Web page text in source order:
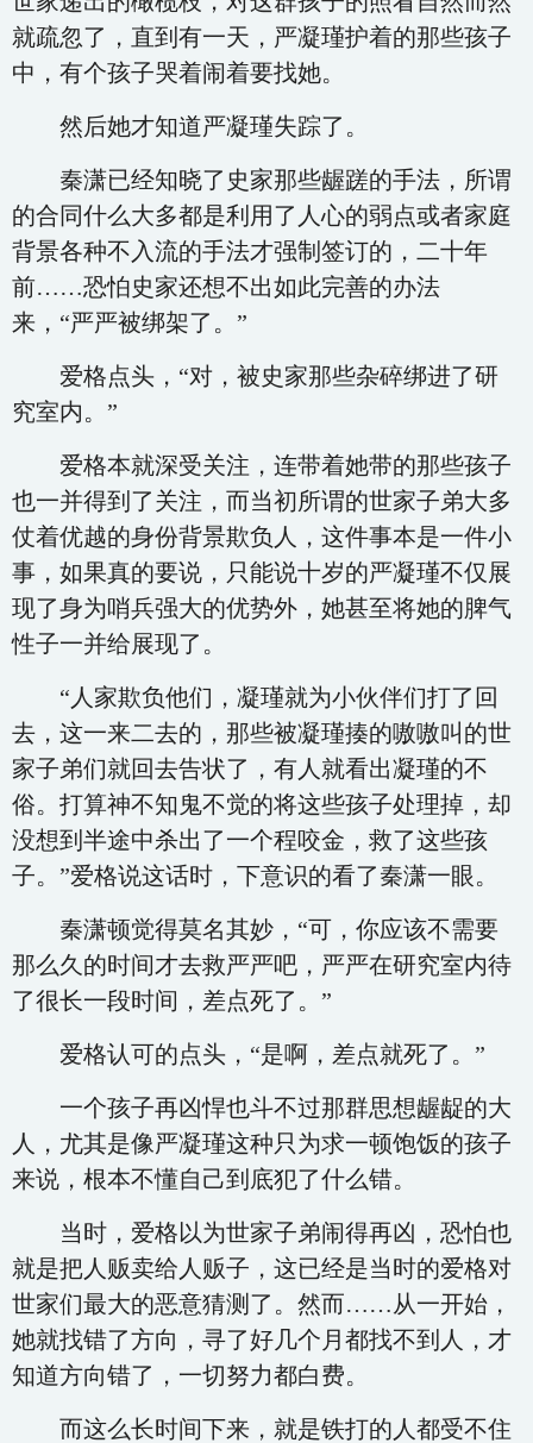
就疏忽了，直到有一天，严凝瑾护着的那些孩子
中，有个孩子哭着闹着要找她。
然后她才知道严凝瑾失踪了。
秦潇已经知晓了史家那些龌蹉的手法，所谓
的合同什么大多都是利用了人心的弱点或者家庭
背景各种不入流的手法才强制签订的，二十年
前……恐怕史家还想不出如此完善的办法
来，“严严被绑架了。”
爱格点头，“对，被史家那些杂碎绑进了研
究室内。”
爱格本就深受关注，连带着她带的那些孩子
也一并得到了关注，而当初所谓的世家子弟大多
仗着优越的身份背景欺负人，这件事本是一件小
事，如果真的要说，只能说十岁的严凝瑾不仅展
现了身为哨兵强大的优势外，她甚至将她的脾气
性子一并给展现了。
“人家欺负他们，凝瑾就为小伙伴们打了回
去，这一来二去的，那些被凝瑾揍的嗷嗷叫的世
家子弟们就回去告状了，有人就看出凝瑾的不
俗。打算神不知鬼不觉的将这些孩子处理掉，却
没想到半途中杀出了一个程咬金，救了这些孩
子。”爱格说这话时，下意识的看了秦潇一眼。
秦潇顿觉得莫名其妙，“可，你应该不需要
那么久的时间才去救严严吧，严严在研究室内待
了很长一段时间，差点死了。”
爱格认可的点头，“是啊，差点就死了。”
一个孩子再凶悍也斗不过那群思想龌龊的大
人，尤其是像严凝瑾这种只为求一顿饱饭的孩子
来说，根本不懂自己到底犯了什么错。
当时，爱格以为世家子弟闹得再凶，恐怕也
就是把人贩卖给人贩子，这已经是当时的爱格对
世家们最大的恶意猜测了。然而……从一开始，
她就找错了方向，寻了好几个月都找不到人，才
知道方向错了，一切努力都白费。
而这么长时间下来，就是铁打的人都受不住